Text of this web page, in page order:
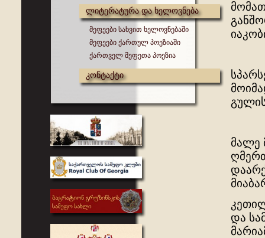
ლიტერატურა და ხელოვნება
მეფეები სახვით ხელოვნებაში
მეფეები ქართულ პოეზიაში
ქართველ მეფეთა პოეზია
კონტაქტი
მალე
და